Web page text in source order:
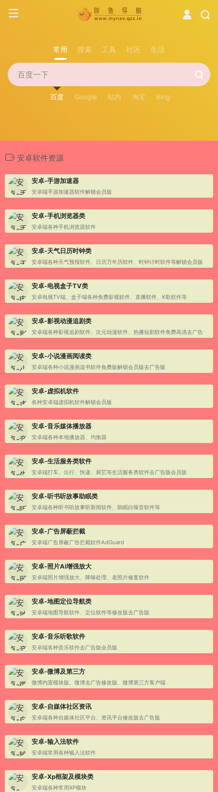
常用 搜索 工具 社区 生活
百度 Google 站内 淘宝 Bing
安卓软件资源
安卓-手游加速器
安卓端手游加速器软件解锁会员版
安卓-手机浏览器类
安卓端各种手机浏览器软件
安卓-天气日历时钟类
安卓端各种天气预报软件、日历万年历软件、时钟计时软件等解锁会员版
安卓-电视盒子TV类
安卓电视TV端、盒子端各种免费影视软件、直播软件、K歌软件等
安卓-影视动漫追剧类
安卓端各种影视追剧软件、次元动漫软件、热播短剧软件免费高清去广告
安卓-小说漫画阅读类
安卓端各种小说漫画追书软件免费版解锁会员版去广告版
安卓-虚拟机软件
各种安卓端虚拟机软件解锁会员版
安卓-音乐媒体播放器
安卓端各种本地播放器、均衡器
安卓-生活服务类软件
安卓端打车、出行、快递、厨艺等生活服务类软件去广告版会员版
安卓-听书听故事助眠类
安卓端各种听书听故事听新闻软件、助眠白噪音软件等
安卓-广告屏蔽拦截
安卓端广告屏蔽广告拦截软件AdGuard
安卓-照片Ai增强放大
安卓端照片增强放大、降噪处理、老照片修复软件
安卓-地图定位导航类
安卓端地图导航软件、定位软件等修改版去广告版
安卓-音乐听歌软件
安卓端各种音乐软件去广告版会员版
安卓-微博及第三方
微博内置模块版、微博去广告修改版、微博第三方客户端
安卓-自媒体社区资讯
安卓端各种自媒体社区平台、资讯平台修改版去广告版
安卓-输入法软件
安卓端常用各种输入法软件
安卓-Xp框架及模块类
安卓端各种常用XP模块